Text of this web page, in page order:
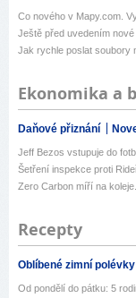
Co nového v Mapy.com.
Ještě před uvedením
Jak rychle poslat soubory
Ekonomika a
Daňové přiznání
Jeff Bezos vstupuje do
Šetření inspekce proti
Zero Carbon míří na
Recepty
Oblíbené zimní polévky
Od pondělí do pátku: 5